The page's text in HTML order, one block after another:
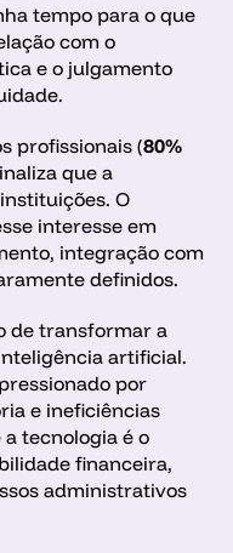
tempo para o que
com o
e o julgamento
profissionais (80%
que a
O
interesse em
integração com
definidos.
de transformar a
artificial.
por
e ineficiências
tecnologia é o
financeira,
administrativos